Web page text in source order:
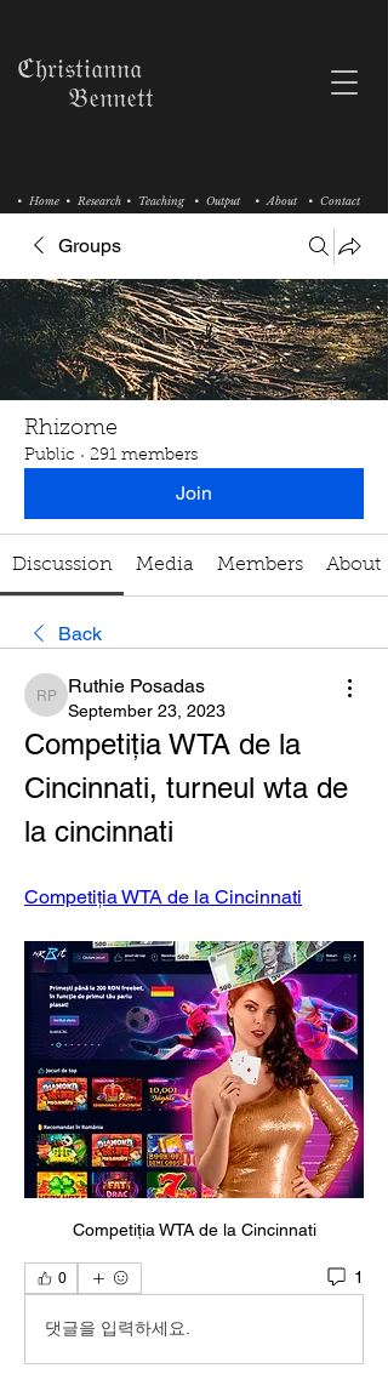
• Research • Teaching
• Home • Output • About • Contact
ℭ𝔥𝔯𝔦𝔰𝔱𝔦𝔞𝔫𝔫𝔞
𝔅𝔢𝔫𝔫𝔢𝔱𝔱
Groups
Rhizome
Public · 291 members
Join
Discussion Media Members About
Back
Ruthie Posadas
Ruthie Posadas
September 23, 2023
Competiția WTA de la
Cincinnati, turneul wta de
la cincinnati
Competiția WTA de la Cincinnati
Competiția WTA de la Cincinnati
0 1
댓글을 입력하세요.